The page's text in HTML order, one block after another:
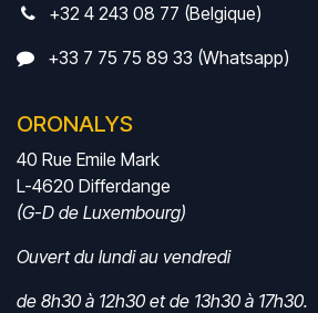
+32 4 243 08 77 (Belgique)
+33 7 75 75 89 33 (Whatsapp)
ORONALYS
40 Rue Emile Mark
L-4620 Differdange
(G-D de Luxembourg)
Ouvert du lundi au vendredi
de 8h30 à 12h30 et de 13h30 à 17h30.